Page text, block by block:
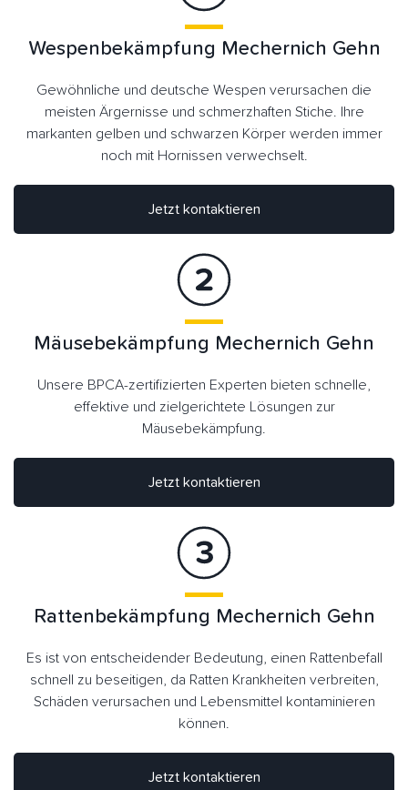
Wespenbekämpfung Mechernich Gehn
Gewöhnliche und deutsche Wespen verursachen die
meisten Ärgernisse und schmerzhaften Stiche. Ihre
markanten gelben und schwarzen Körper werden immer
noch mit Hornissen verwechselt.
Jetzt kontaktieren
Jetzt kontaktieren
Mäusebekämpfung Mechernich Gehn
Unsere BPCA-zertifizierten Experten bieten schnelle,
effektive und zielgerichtete Lösungen zur
Mäusebekämpfung.
Rattenbekämpfung Mechernich Gehn
Es ist von entscheidender Bedeutung, einen Rattenbefall
schnell zu beseitigen, da Ratten Krankheiten verbreiten,
Schäden verursachen und Lebensmittel kontaminieren
können.
Jetzt kontaktieren